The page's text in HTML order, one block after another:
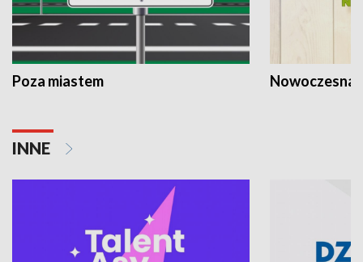
Poza miastem Nowoczesna
INNE